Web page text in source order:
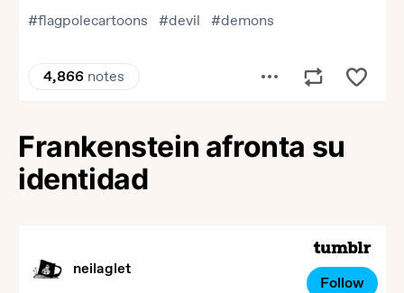
Frankenstein afronta su
identidad